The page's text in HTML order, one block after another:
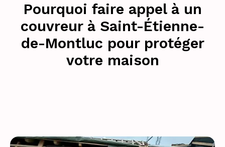
Pourquoi faire appel à un
couvreur à Saint-Étienne-
de-Montluc pour protéger
votre maison